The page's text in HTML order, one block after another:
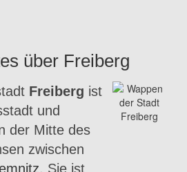
über Freiberg
Freiberg ist
und
der Mitte des
zwischen
. Sie ist